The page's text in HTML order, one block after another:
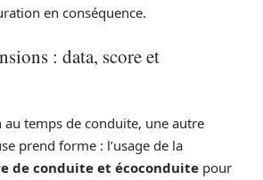
en conséquence.
: data, score et
temps de conduite, une autre
prend forme : l’usage de la
de conduite et écoconduite pour